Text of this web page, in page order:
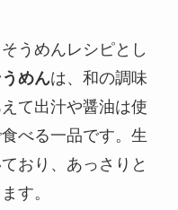
うめんレシピとし
めんは、和の調味
て出汁や醤油は使
べる一品です。生
おり、あっさりと
す。